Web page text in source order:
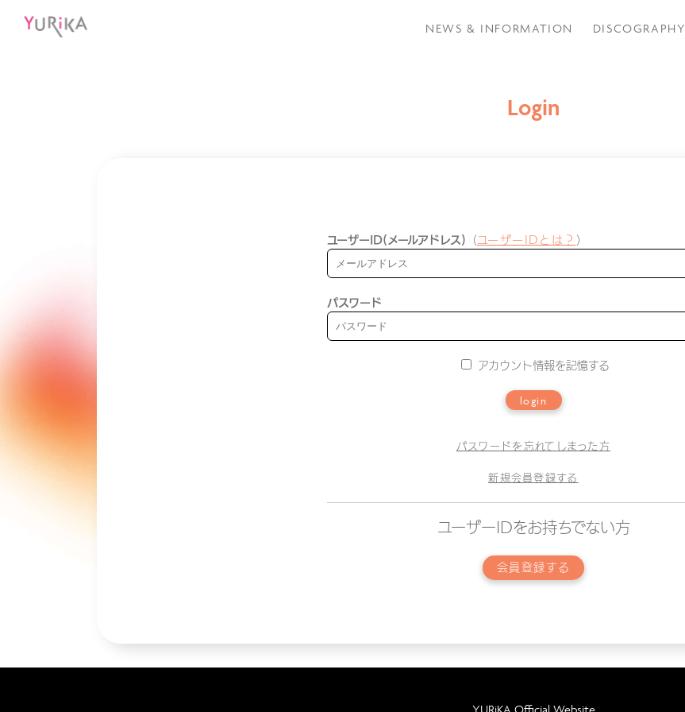
NEWS & INFORMATION DISCOGRAPHY
Login
ユーザーID(メールアドレス) （ ユーザーIDとは？ ）
パスワード
アカウント情報を記憶する
login
パスワードを忘れてしまった方
新規会員登録する
ユーザーIDをお持ちでない方
会員登録する
YURiKA Official Website